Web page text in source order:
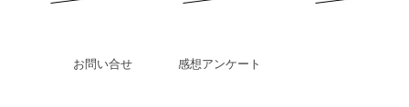
お問い合せ 感想アンケート